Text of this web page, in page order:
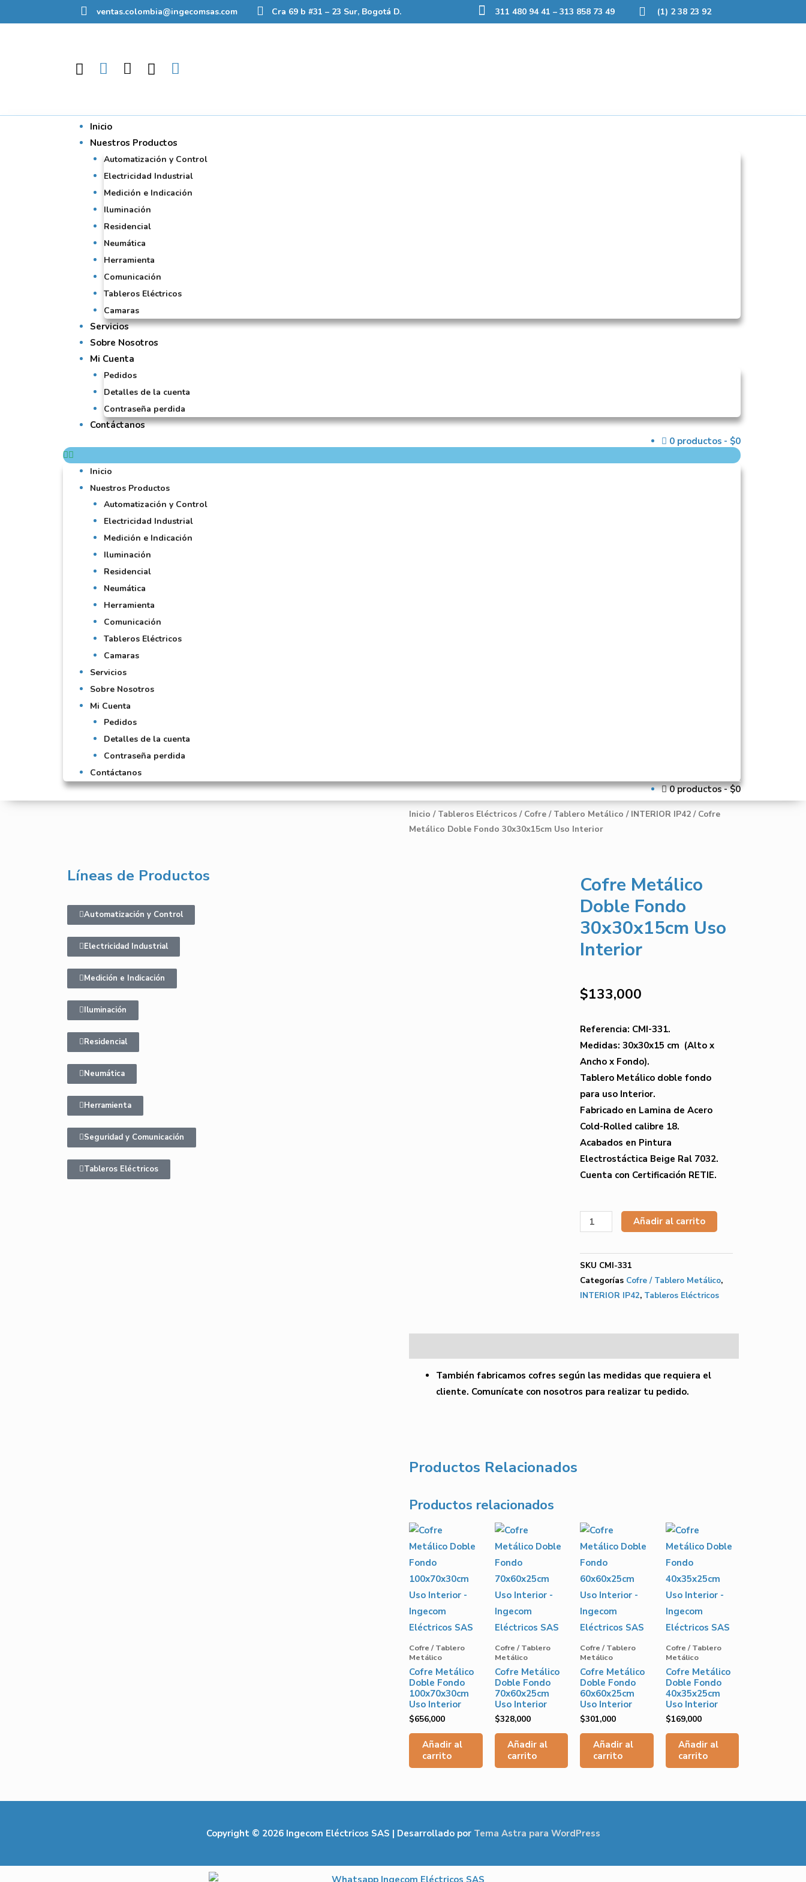
ventas.colombia@ingecomsas.com Cra 69 b #31 – 23 Sur, Bogotá D. 311 480 94 41 – 313 858 73 49 (1) 2 38 23 92
Inicio
Nuestros Productos
Automatización y Control
Electricidad Industrial
Medición e Indicación
Iluminación
Residencial
Neumática
Herramienta
Comunicación
Tableros Eléctricos
Camaras
Servicios
Sobre Nosotros
Mi Cuenta
Pedidos
Detalles de la cuenta
Contraseña perdida
Contáctanos
0 productos
$0
Inicio
Nuestros Productos
Automatización y Control
Electricidad Industrial
Medición e Indicación
Iluminación
Residencial
Neumática
Herramienta
Comunicación
Tableros Eléctricos
Camaras
Servicios
Sobre Nosotros
Mi Cuenta
Pedidos
Detalles de la cuenta
Contraseña perdida
Contáctanos
0 productos $0
Inicio / Tableros Eléctricos / Cofre / Tablero Metálico / INTERIOR IP42 / Cofre
Metálico Doble Fondo 30x30x15cm Uso Interior
Líneas de Productos
Automatización y Control
Electricidad Industrial
Medición e Indicación
Iluminación
Residencial
Neumática
Herramienta
Seguridad y Comunicación
Tableros Eléctricos
Cofre Metálico
Doble Fondo
30x30x15cm Uso
Interior
$133,000
Referencia: CMI-331.
Medidas: 30x30x15 cm (Alto x
Ancho x Fondo).
Tablero Metálico doble fondo
para uso Interior.
Fabricado en Lamina de Acero
Cold-Rolled calibre 18.
Acabados en Pintura
Electrostáctica Beige Ral 7032.
Cuenta con Certificación RETIE.
Añadir al carrito
SKU CMI-331
Categorías Cofre / Tablero Metálico,
INTERIOR IP42, Tableros Eléctricos
También fabricamos cofres según las medidas que requiera el
cliente. Comunícate con nosotros para realizar tu pedido.
Productos Relacionados
Productos relacionados
Cofre / Tablero
Metálico
Cofre Metálico
Doble Fondo
100x70x30cm
Uso Interior
$656,000
Añadir al
carrito
Cofre / Tablero
Metálico
Cofre Metálico
Doble Fondo
70x60x25cm
Uso Interior
$328,000
Añadir al
carrito
Cofre / Tablero
Metálico
Cofre Metálico
Doble Fondo
60x60x25cm
Uso Interior
$301,000
Añadir al
carrito
Cofre / Tablero
Metálico
Cofre Metálico
Doble Fondo
40x35x25cm
Uso Interior
$169,000
Añadir al
carrito
Copyright © 2026 Ingecom Eléctricos SAS | Desarrollado por Tema Astra para WordPress